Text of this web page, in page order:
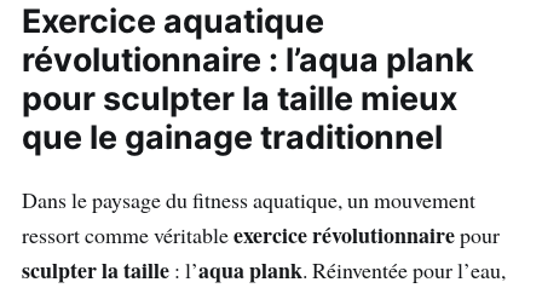
Exercice aquatique
révolutionnaire : l’aqua plank
pour sculpter la taille mieux
que le gainage traditionnel
Dans le paysage du fitness aquatique, un mouvement
ressort comme véritableexercice révolutionnairepour
sculpter la taille : l’aqua plank. Réinventée pour l’eau,